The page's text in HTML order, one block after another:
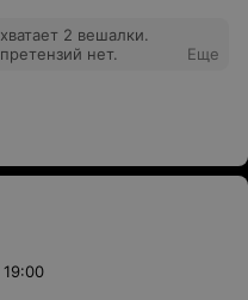
2 вешалки.
нет.
Еще
19:00